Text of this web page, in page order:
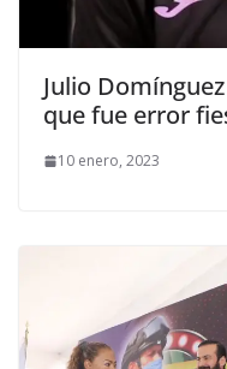
Julio
que fue error
10 enero, 2023